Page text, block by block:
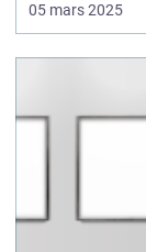
rät...
05 mars 2025